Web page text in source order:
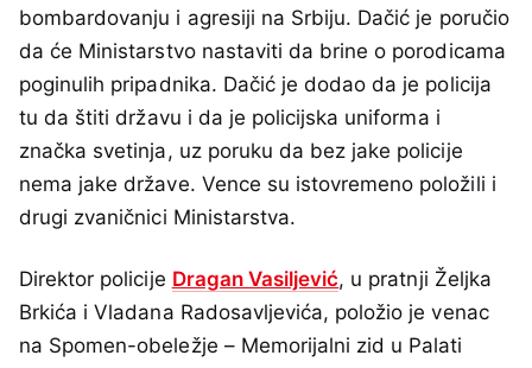
bombardovanju i agresiji na Srbiju. Dačić je poručio
da će Ministarstvo nastaviti da brine o porodicama
poginulih pripadnika. Dačić je dodao da je policija
tu da štiti državu i da je policijska uniforma i
značka svetinja, uz poruku da bez jake policije
nema jake države. Vence su istovremeno položili i
drugi zvaničnici Ministarstva.
Direktor policije Dragan Vasiljević, u pratnji Željka
Brkića i Vladana Radosavljevića, položio je venac
na Spomen-obeležje – Memorijalni zid u Palati